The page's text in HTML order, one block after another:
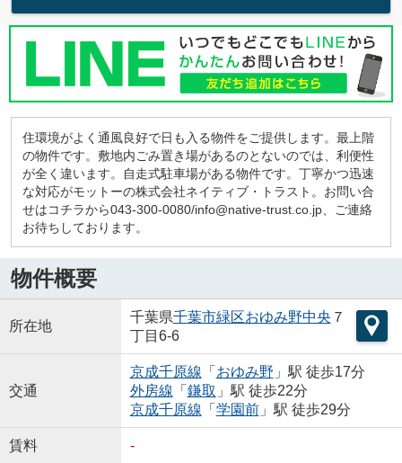
住環境がよく通風良好で日も入る物件をご提供します。最上階
の物件です。敷地内ごみ置き場があるのとないのでは、利便性
が全く違います。自走式駐車場がある物件です。丁寧かつ迅速
な対応がモットーの株式会社ネイティブ・トラスト。お問い合
せはコチラから043-300-0080/info@native-trust.co.jp、ご連絡
お待ちしております。
物件概要
所在地
千葉県千葉市緑区おゆみ野中央 ７
丁目6-6
交通
京成千原線 「 おゆみ野 」駅 徒歩17分
外房線 「 鎌取 」駅 徒歩22分
京成千原線 「 学園前」駅 徒歩29分
賃料 -